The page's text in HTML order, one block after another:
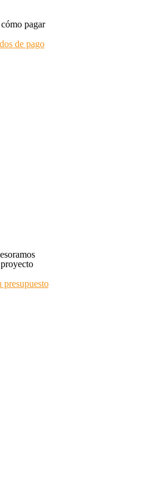
pagar
de pago
presupuesto